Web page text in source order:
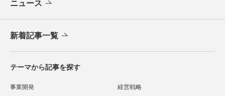
ニュース
新着記事一覧
テーマから記事を探す
事業開発 経営戦略